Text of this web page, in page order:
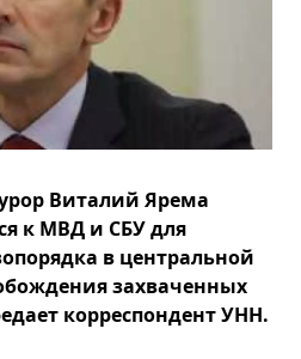
Виталий Ярема
к МВД и СБУ для
в центральной
захваченных
корреспондент УНН.